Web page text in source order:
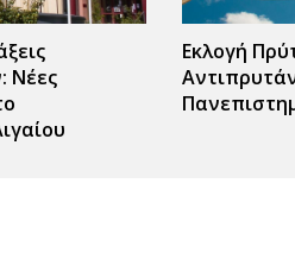
Νέες
Εκλογή